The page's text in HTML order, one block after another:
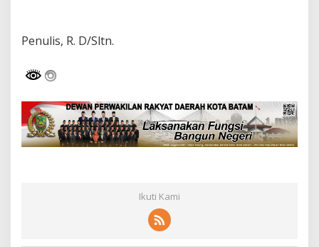
2
4
Penulis, R. D/Sltn.
Ikuti Kami